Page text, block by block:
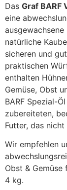
Das Graf BARF
eine
natürliche
sicheren und
praktischen
enthalten
Gemüse, Obst
BARF Spezial-
zubereiteten,
Futter, das
Wir empfehlen
Obst &
4 kg.